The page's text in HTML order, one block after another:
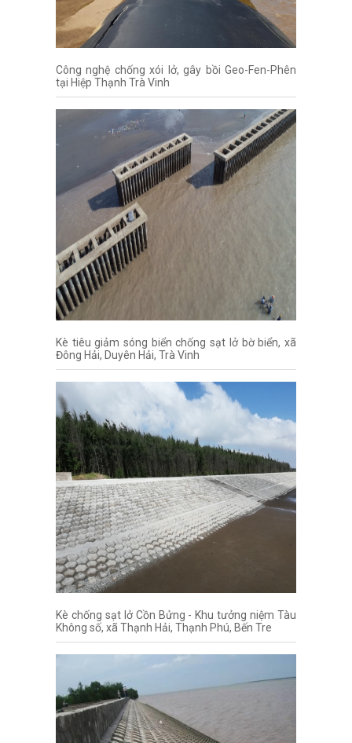
Công nghệ chống xói lở, gây bồi Geo-Fen-Phên
tại Hiệp Thạnh Trà Vinh
Kè tiêu giảm sóng biển chống sạt lở bờ biển, xã
Đông Hải, Duyên Hải, Trà Vinh
Kè chống sạt lở Cồn Bửng - Khu tưởng niệm Tàu
Không số, xã Thạnh Hải, Thạnh Phú, Bến Tre